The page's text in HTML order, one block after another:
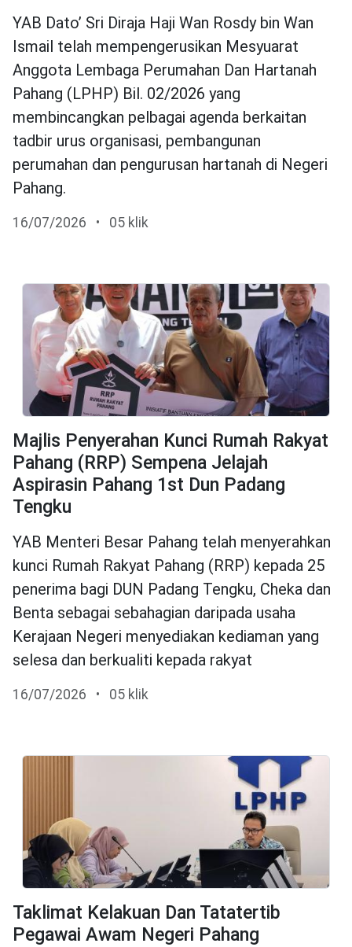
YAB Dato’ Sri Diraja Haji Wan Rosdy bin Wan
Ismail telah mempengerusikan Mesyuarat
Anggota Lembaga Perumahan Dan Hartanah
Pahang (LPHP) Bil. 02/2026 yang
membincangkan pelbagai agenda berkaitan
tadbir urus organisasi, pembangunan
perumahan dan pengurusan hartanah di Negeri
Pahang.
16/07/2026 • 05 klik
Majlis Penyerahan Kunci Rumah Rakyat
Pahang (RRP) Sempena Jelajah
Aspirasin Pahang 1st Dun Padang
Tengku
YAB Menteri Besar Pahang telah menyerahkan
kunci Rumah Rakyat Pahang (RRP) kepada 25
penerima bagi DUN Padang Tengku, Cheka dan
Benta sebagai sebahagian daripada usaha
Kerajaan Negeri menyediakan kediaman yang
selesa dan berkualiti kepada rakyat
16/07/2026 • 05 klik
Taklimat Kelakuan Dan Tatatertib
Pegawai Awam Negeri Pahang